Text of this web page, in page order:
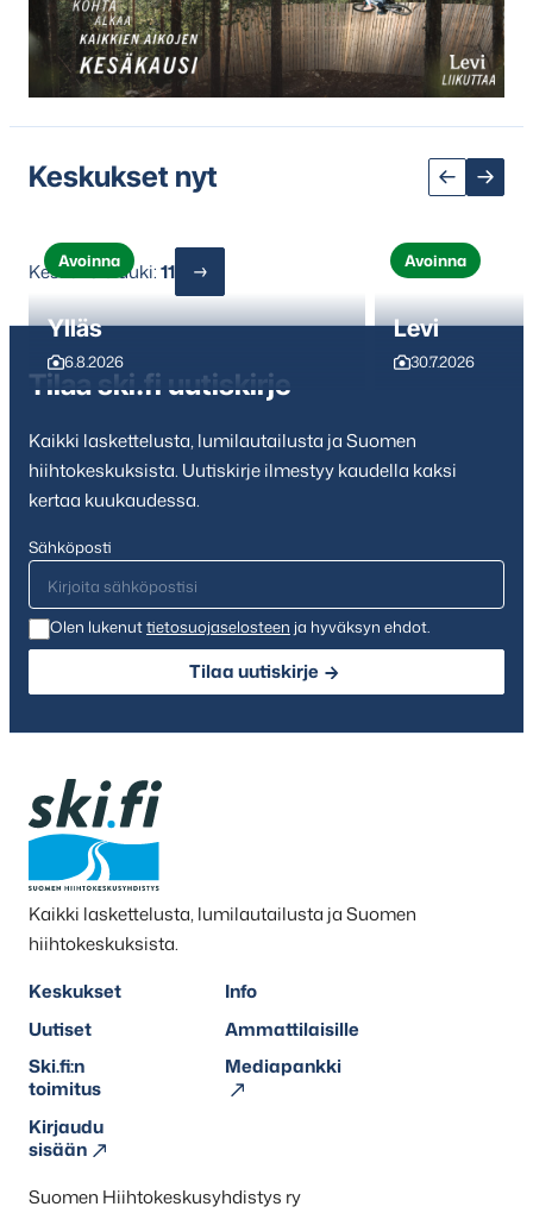
yli
seuraavaan
sisältöön
Keskukset nyt
Ylläs
6.8.2026
Avoinna
Levi
30.7.2026
Avoinna
Keskuksia auki:11
Tilaa ski.fi uutiskirje
Kaikki laskettelusta, lumilautailusta ja Suomen
hiihtokeskuksista. Uutiskirje ilmestyy kaudella kaksi
kertaa kuukaudessa.
Sähköposti
Olen lukenuttietosuojaselosteen ja hyväksyn ehdot.
Tilaa uutiskirje
Kaikki laskettelusta, lumilautailusta ja Suomen
hiihtokeskuksista.
Keskukset
Info
Uutiset
Ammattilaisille
Ski.fi:n
toimitus
Mediapankki
Kirjaudu
sisään
Suomen Hiihtokeskusyhdistys ry